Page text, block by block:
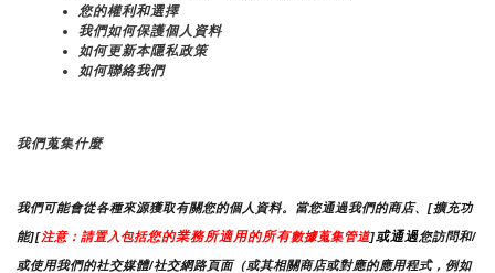
您的權利和選擇
我們如何保護個人資料
如何更新本隱私政策
如何聯絡我們
我們蒐集什麼
我們可能會從各種來源獲取有關您的個人資料。當您通過我們的商店、[擴充功
能][注意：請置入包括您的業務所適用的所有數據蒐集管道]或通過您訪問和/
或使用我們的社交媒體/社交網路頁面（或其相關商店或對應的應用程式，例如